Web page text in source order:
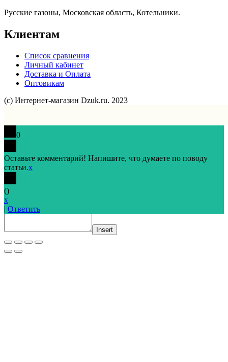
Русские газоны, Московская область, Котельники.
Клиентам
Список сравнения
Личный кабинет
Доставка и Оплата
Оптовикам
(с) Интернет-магазин Dzuk.ru. 2023
0
Оставьте комментарий! Напишите, что думаете по поводу
статьи.x
()
x
| Ответить
Insert